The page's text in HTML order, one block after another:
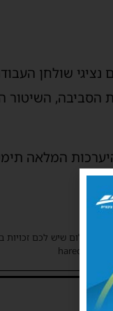
שולחן
הסביבה, השיטור
המלאה
צילום שיש לכם